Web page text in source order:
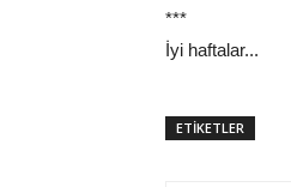
***
İyi haftalar...
ETİKETLER